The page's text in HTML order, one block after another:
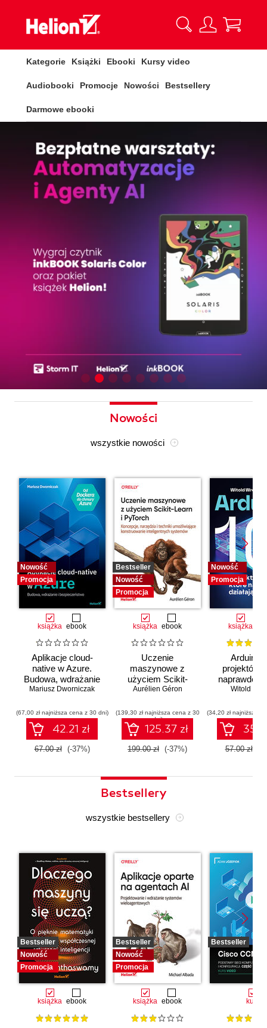
Kategorie Książki Ebooki Kursy video
Audiobooki Promocje Nowości Bestsellery
Darmowe ebooki
Nowości
wszystkie nowości
Nowość
Promocja
książka ebook
Aplikacje cloud-
native w Azure.
Budowa, wdrażanie
i bezpieczeństwo
Mariusz Dworniczak
(67,00 zł najniższa cena z 30 dni)
42.21 zł
67.00 zł (-37%)
Bestseller
Nowość
Promocja
książka ebook
Uczenie
maszynowe z
użyciem Scikit-
Learn i PyTorch.
narzędzia i techniki
umożliwiające
konstruowanie
inteligentnych
systemów
Aurélien Géron
(139,30 zł najniższa cena z 30
dni)
125.37 zł
199.00 zł (-37%)
Nowość
Promocja
książka
Arduino.
projektów,
naprawdę
Witold
(34,20 zł najniższa
57.00 zł
Bestsellery
wszystkie bestsellery
Bestseller
Nowość
Promocja
książka ebook
Bestseller
Nowość
Promocja
książka ebook
Bestseller
kurs